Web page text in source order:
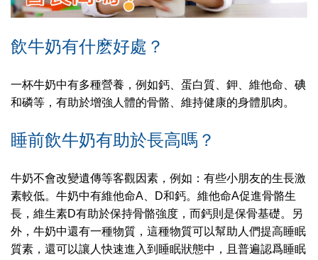
飲牛奶有什麽好處？
一杯牛奶中有多種營養，例如鈣、蛋白質、鉀、維他命、碘
和磷等，有助於增強人體的骨骼、維持健康的身體肌肉。
睡前飲牛奶有助於長高嗎？
牛奶不會改變遺傳等客觀因素，例如：有些小朋友的生長激
素較低。牛奶中有維他命A、D和鈣。維他命A促進骨骼生
長，維生素D有助於保持骨骼強度，而鈣則是保骨基礎。另
外，牛奶中還有一種物質，這種物質可以幫助人們提高睡眠
質素，還可以讓人快速進入到睡眠狀態中，且普遍認爲睡眠